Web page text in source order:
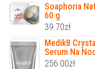
Soaphoria
60 g
39.70zł
Medik8
Serum Na
256.00zł